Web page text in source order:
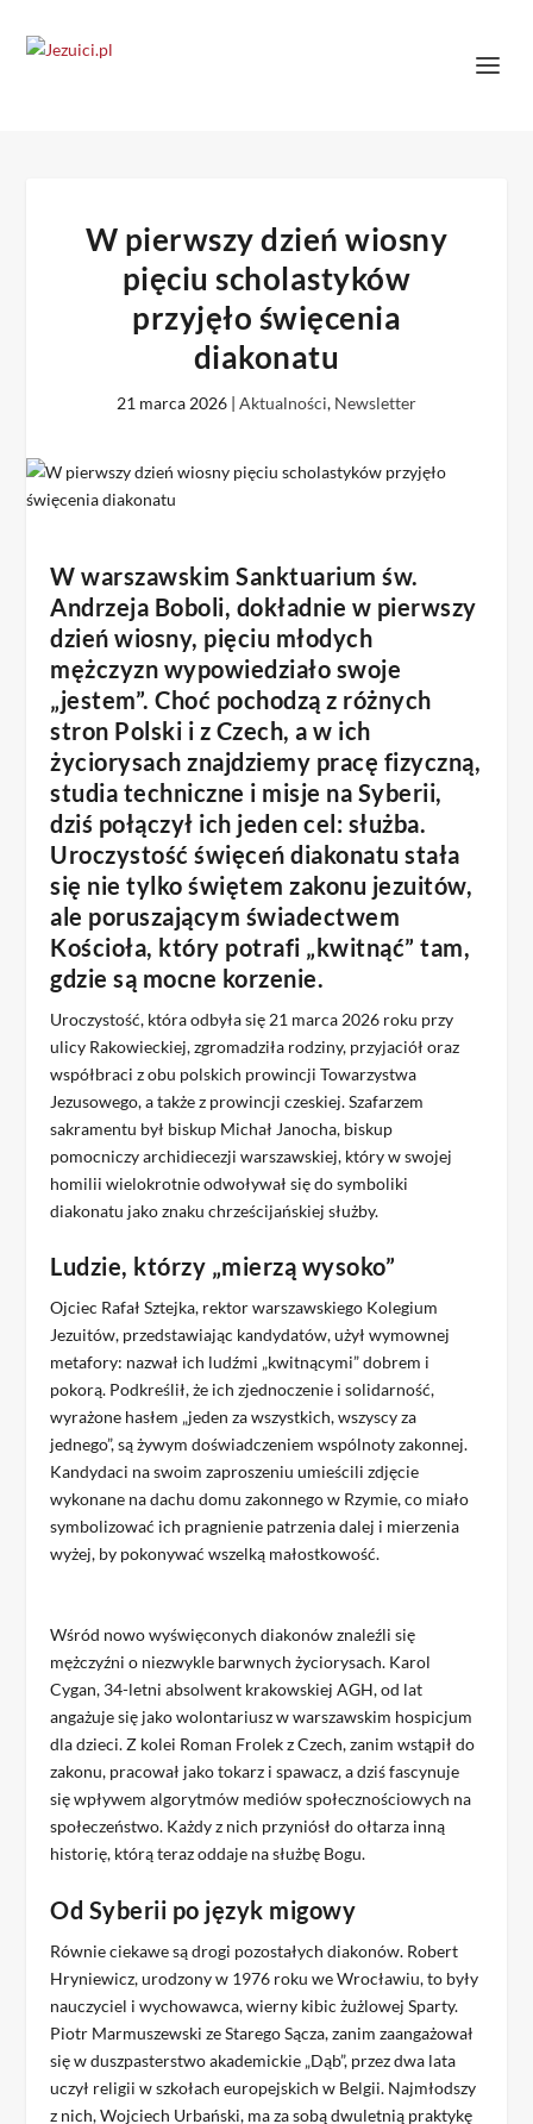
W pierwszy dzień wiosny
pięciu scholastyków
przyjęło święcenia
diakonatu
21 marca 2026 | Aktualności, Newsletter
W warszawskim Sanktuarium św.
Andrzeja Boboli, dokładnie w pierwszy
dzień wiosny, pięciu młodych
mężczyzn wypowiedziało swoje
„jestem”. Choć pochodzą z różnych
stron Polski i z Czech, a w ich
życiorysach znajdziemy pracę fizyczną,
studia techniczne i misje na Syberii,
dziś połączył ich jeden cel: służba.
Uroczystość święceń diakonatu stała
się nie tylko świętem zakonu jezuitów,
ale poruszającym świadectwem
Kościoła, który potrafi „kwitnąć” tam,
gdzie są mocne korzenie.
Uroczystość, która odbyła się 21 marca 2026 roku przy
ulicy Rakowieckiej, zgromadziła rodziny, przyjaciół oraz
współbraci z obu polskich prowincji Towarzystwa
Jezusowego, a także z prowincji czeskiej. Szafarzem
sakramentu był biskup Michał Janocha, biskup
pomocniczy archidiecezji warszawskiej, który w swojej
homilii wielokrotnie odwoływał się do symboliki
diakonatu jako znaku chrześcijańskiej służby.
Ludzie, którzy „mierzą wysoko”
Ojciec Rafał Sztejka, rektor warszawskiego Kolegium
Jezuitów, przedstawiając kandydatów, użył wymownej
metafory: nazwał ich ludźmi „kwitnącymi” dobrem i
pokorą. Podkreślił, że ich zjednoczenie i solidarność,
wyrażone hasłem „jeden za wszystkich, wszyscy za
jednego”, są żywym doświadczeniem wspólnoty zakonnej.
Kandydaci na swoim zaproszeniu umieścili zdjęcie
wykonane na dachu domu zakonnego w Rzymie, co miało
symbolizować ich pragnienie patrzenia dalej i mierzenia
wyżej, by pokonywać wszelką małostkowość.
Wśród nowo wyświęconych diakonów znaleźli się
mężczyźni o niezwykle barwnych życiorysach. Karol
Cygan, 34-letni absolwent krakowskiej AGH, od lat
angażuje się jako wolontariusz w warszawskim hospicjum
dla dzieci. Z kolei Roman Frolek z Czech, zanim wstąpił do
zakonu, pracował jako tokarz i spawacz, a dziś fascynuje
się wpływem algorytmów mediów społecznościowych na
społeczeństwo. Każdy z nich przyniósł do ołtarza inną
historię, którą teraz oddaje na służbę Bogu.
Od Syberii po język migowy
Równie ciekawe są drogi pozostałych diakonów. Robert
Hryniewicz, urodzony w 1976 roku we Wrocławiu, to były
nauczyciel i wychowawca, wierny kibic żużlowej Sparty.
Piotr Marmuszewski ze Starego Sącza, zanim zaangażował
się w duszpasterstwo akademickie „Dąb”, przez dwa lata
uczył religii w szkołach europejskich w Belgii. Najmłodszy
z nich, Wojciech Urbański, ma za sobą dwuletnią praktykę